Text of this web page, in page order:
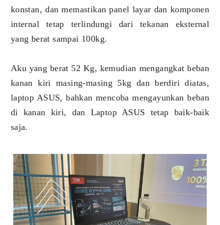
konstan, dan memastikan panel layar dan komponen
internal tetap terlindungi dari tekanan eksternal
yang berat sampai 100kg.
Aku yang berat 52 Kg, kemudian mengangkat beban
kanan kiri masing-masing 5kg dan berdiri diatas,
laptop ASUS, bahkan mencoba mengayunkan beban
di kanan kiri, dan Laptop ASUS tetap baik-baik
saja.